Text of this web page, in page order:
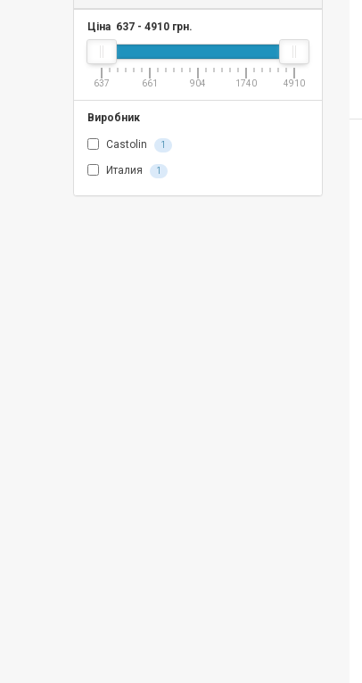
Ціна 637 - 4910 грн.
637 661 904 1740 4910
Виробник
Castolin 1
Италия 1